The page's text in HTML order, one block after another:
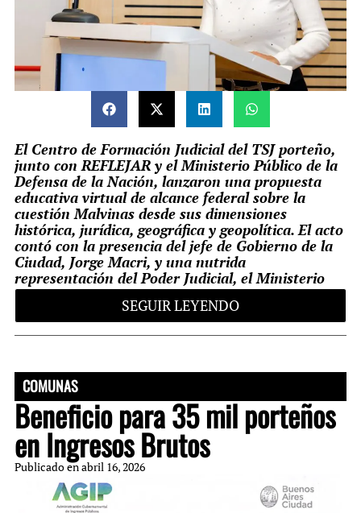
El Centro de Formación Judicial del TSJ porteño,
junto con REFLEJAR y el Ministerio Público de la
Defensa de la Nación, lanzaron una propuesta
educativa virtual de alcance federal sobre la
cuestión Malvinas desde sus dimensiones
histórica, jurídica, geográfica y geopolítica. El acto
contó con la presencia del jefe de Gobierno de la
Ciudad, Jorge Macri, y una nutrida
representación del Poder Judicial, el Ministerio
Público y el mundo académico y profesional.
del Tribunal Superior de Justicia de la Ciudad (TSJ)
presentó la capacitación obligatoria “Ley Malvinas”,
implementada en el marco de la Ley Nacional N°
27.671. La iniciativa fue desarrollada en articulación
con el Instituto de Capacitación Judicial de las
Provincias Argentinas y Ciudad Autónoma de
Buenos Aires (REFLEJAR) y la Escuela de la Defensa
Pública del Ministerio Público de la Defensa de la
SEGUIR LEYENDO
COMUNAS
Beneficio para 35 mil porteños
en Ingresos Brutos
Publicado enabril 16, 2026